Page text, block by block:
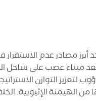
مصادر عدم الاستقرار
ميناء عصب على ساحل
لتعزيز التوازن
الإثيوبية.